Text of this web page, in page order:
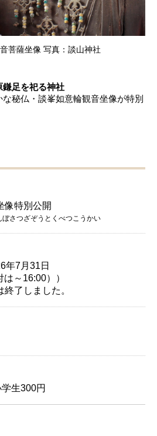
菩薩坐像 写真：談山神社
鎌足を祀る神社
秘仏・談峯如意輪観音坐像が特別
像特別公開
さつざぞうとくべつこうかい
年7月31日
は～16:00））
了しました。
生300円